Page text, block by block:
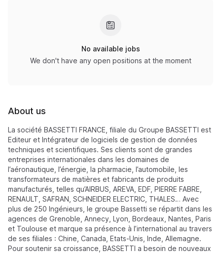
No available jobs
We don't have any open positions at the moment
About us
La société BASSETTI FRANCE, filiale du Groupe BASSETTI est
Editeur et Intégrateur de logiciels de gestion de données
techniques et scientifiques. Ses clients sont de grandes
entreprises internationales dans les domaines de
l’aéronautique, l’énergie, la pharmacie, l’automobile, les
transformateurs de matières et fabricants de produits
manufacturés, telles qu’AIRBUS, AREVA, EDF, PIERRE FABRE,
RENAULT, SAFRAN, SCHNEIDER ELECTRIC, THALES… Avec
plus de 250 Ingénieurs, le groupe Bassetti se répartit dans les
agences de Grenoble, Annecy, Lyon, Bordeaux, Nantes, Paris
et Toulouse et marque sa présence à l’international au travers
de ses filiales : Chine, Canada, Etats-Unis, Inde, Allemagne.
Pour soutenir sa croissance, BASSETTI a besoin de nouveaux